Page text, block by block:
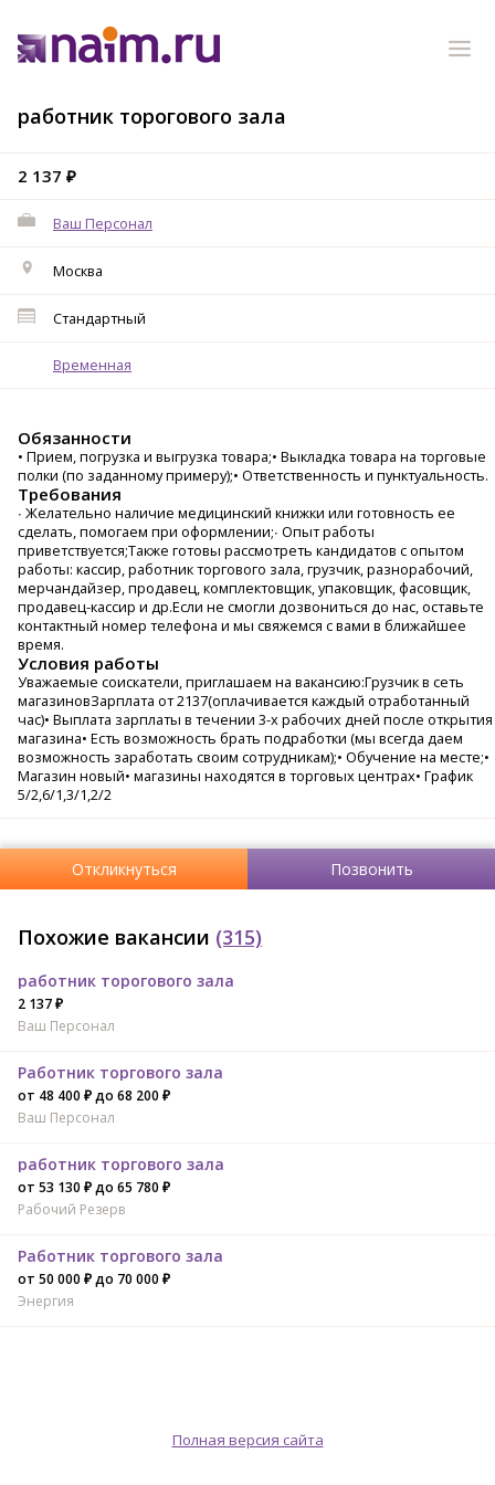
работник торогового зала
2 137 ₽
Ваш Персонал
Москва
Стандартный
Временная
Обязанности
• Прием, погрузка и выгрузка товара;• Выкладка товара на торговые
полки (по заданному примеру);• Ответственность и пунктуальность.
Требования
∙ Желательно наличие медицинский книжки или готовность ее
сделать, помогаем при оформлении;∙ Опыт работы
приветствуется;Также готовы рассмотреть кандидатов с опытом
работы: кассир, работник торгового зала, грузчик, разнорабочий,
мерчандайзер, продавец, комплектовщик, упаковщик, фасовщик,
продавец-кассир и др.Если не смогли дозвониться до нас, оставьте
контактный номер телефона и мы свяжемся с вами в ближайшее
время.
Условия работы
Уважаемые соискатели, приглашаем на вакансию:Грузчик в сеть
магазиновЗарплата от 2137(оплачивается каждый отработанный
час)• Выплата зарплаты в течении 3-х рабочих дней после открытия
магазина• Есть возможность брать подработки (мы всегда даем
возможность заработать своим сотрудникам);• Обучение на месте;•
Магазин новый• магазины находятся в торговых центрах• График
5/2,6/1,3/1,2/2
Откликнуться Позвонить
Похожие вакансии (315)
работник торогового зала
2 137 ₽
Ваш Персонал
Работник торгового зала
от 48 400 ₽ до 68 200 ₽
Ваш Персонал
работник торгового зала
от 53 130 ₽ до 65 780 ₽
Рабочий Резерв
Работник торгового зала
от 50 000 ₽ до 70 000 ₽
Энергия
Полная версия сайта